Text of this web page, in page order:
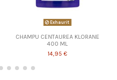
Exhaurit
CHAMPU CENTAUREA KLORANE
400 ML
14,95 €